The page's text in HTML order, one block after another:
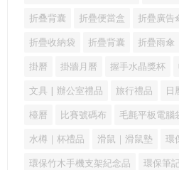
折叠背囊 折疊便當盒 折疊廣告
折疊收納袋 折疊背囊 折疊雨傘
掛曆 掛牆月曆 握手水晶獎杯
文具 | 辦公室禮品 旅行禮品 日
檯曆 比賽號碼布 毛氈平板電腦
水樽｜杯禮品 滑鼠｜滑鼠墊 環
環保竹木手機支架紀念品 環保筆